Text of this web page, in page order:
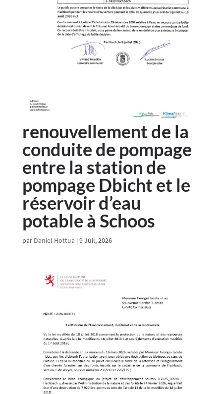
renouvellement de la
conduite de pompage
entre la station de
pompage Dbicht et le
réservoir d’eau
potable à Schoos
par Daniel Hottua | 9 Juil, 2026